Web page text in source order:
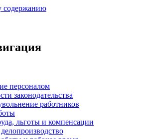
содержанию
персоналом
законодательства
работников
льготы и компенсации